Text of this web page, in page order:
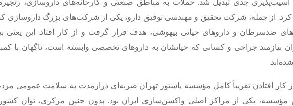
جدی تبدیل شد. حملات به مناطق صنعتی و کارخانه‌های داروسازی، زنجیره
کرد. از جمله، شرکت تحقیق و مهندسی توفیق دارو، یکی از شرکت‌های بزرگ داروسازی
ضدسرطان و داروهای حیاتی بیهوشی، هدف قرار گرفت و از کار افتاد. این یعنی
نیازمند جراحی و کسانی که حیاتشان به داروهای تخصصی وابسته است، ناگهان با
کار افتادن تقریباً کامل مؤسسه پاستور تهران ضربه‌ای درازمدت به سلامت عمومی
مؤسسه، یکی از مراکز اصلی واکسن‌سازی ایران بود. بدون چنین مرکزی، توان